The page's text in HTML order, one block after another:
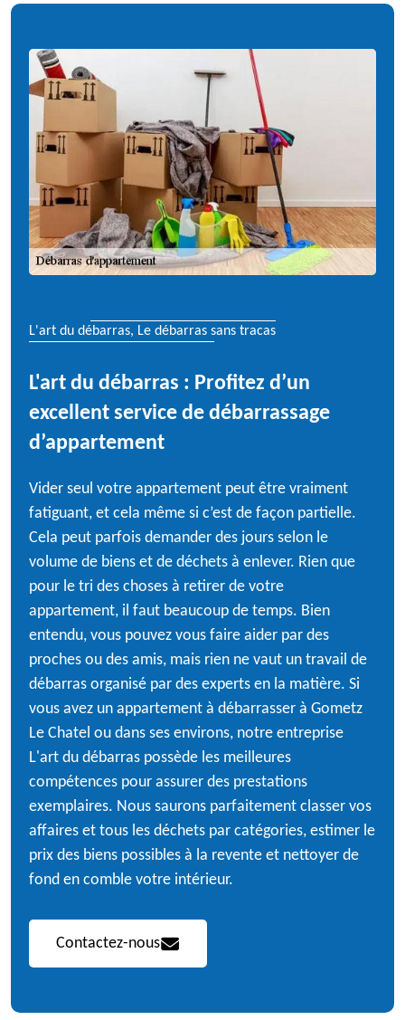
L'art du débarras, Le débarras sans tracas
L'art du débarras : Profitez d’un
excellent service de débarrassage
d’appartement
Vider seul votre appartement peut être vraiment
fatiguant, et cela même si c’est de façon partielle.
Cela peut parfois demander des jours selon le
volume de biens et de déchets à enlever. Rien que
pour le tri des choses à retirer de votre
appartement, il faut beaucoup de temps. Bien
entendu, vous pouvez vous faire aider par des
proches ou des amis, mais rien ne vaut un travail de
débarras organisé par des experts en la matière. Si
vous avez un appartement à débarrasser à Gometz
Le Chatel ou dans ses environs, notre entreprise
L'art du débarras possède les meilleures
compétences pour assurer des prestations
exemplaires. Nous saurons parfaitement classer vos
affaires et tous les déchets par catégories, estimer le
prix des biens possibles à la revente et nettoyer de
fond en comble votre intérieur.
Contactez-nous